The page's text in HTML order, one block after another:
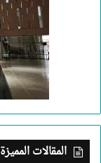
المقالات المميزة